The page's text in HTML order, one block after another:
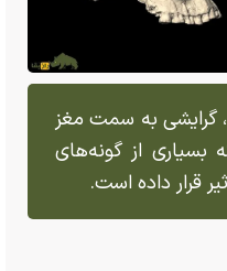
گرایشی به سمت مغز
بسیاری از گونه‌های
قرار داده است.